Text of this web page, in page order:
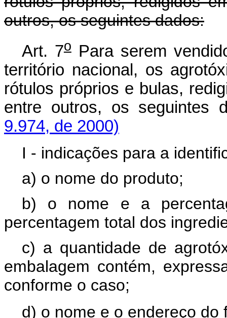
outros, os seguintes dados:
Art. 7oPara serem
território nacional, os
rótulos próprios e bulas,
entre outros, os seguintes
9.974, de 2000)
I - indicações para a
a) o nome do produto;
b) o nome e a
percentagem total dos
c) a quantidade de
embalagem contém,
conforme o caso;
d) o nome e o endereço